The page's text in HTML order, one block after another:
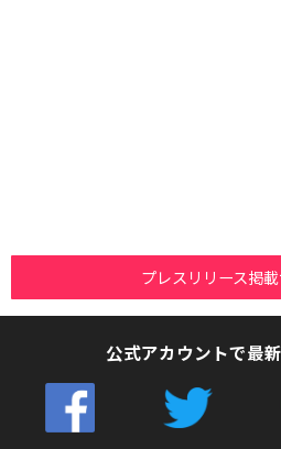
プレスリリース掲
公式アカウントで最